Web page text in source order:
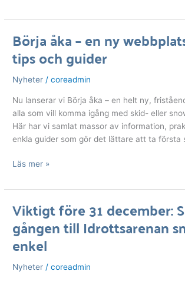
Börja åka – en ny
tips och guider
Nyheter /coreadmin
Nu lanserar vi Börja åka – en helt ny,
alla som vill komma igång med skid- eller
Här har vi samlat massor av information,
enkla guider som gör det lättare att ta första
Börja
–
en
webbplats
full
av
tips
guider
Läs mer »
Viktigt före 31 december:
gången till Idrottsarenan
enkel
Nyheter /coreadmin
Viktigt
före
31
december:
blir